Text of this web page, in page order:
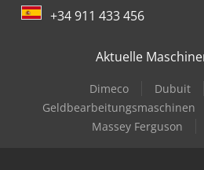
+34 911 433 456
Aktuelle
Dimeco Dubuit
Geldbearbeitungsmaschinen
Massey Ferguson